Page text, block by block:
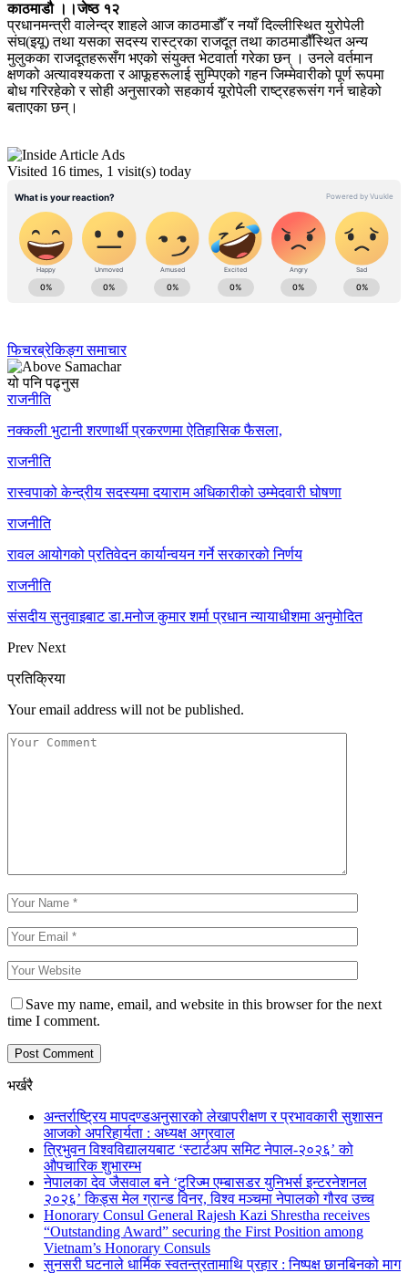
काठमाडौ ।।जेष्ठ १२
प्रधानमन्त्री वालेन्द्र शाहले आज काठमाडौँ र नयाँ दिल्लीस्थित युरोपेली
संघ(इयू) तथा यसका सदस्य रास्ट्रका राजदूत तथा काठमाडौँस्थित अन्य
मुलुकका राजदूतहरूसँग भएको संयुक्त भेटवार्ता गरेका छन् । उनले वर्तमान
क्षणको अत्यावश्यकता र आफूहरूलाई सुम्पिएको गहन जिम्मेवारीको पूर्ण रूपमा
बोध गरिरहेको र सोही अनुसारको सहकार्य यूरोपेली राष्ट्रहरूसंग गर्न चाहेको
बताएका छन्।
Visited 16 times, 1 visit(s) today
फिचरब्रेकिङ्ग समाचार
यो पनि पढ्नुस
राजनीति
नक्कली भुटानी शरणार्थी प्रकरणमा ऐतिहासिक फैसला,
राजनीति
रास्वपाको केन्द्रीय सदस्यमा दयाराम अधिकारीको उम्मेदवारी घोषणा
राजनीति
रावल आयोगको प्रतिवेदन कार्यान्वयन गर्ने सरकारको निर्णय
राजनीति
संसदीय सुनुवाइबाट डा.मनोज कुमार शर्मा प्रधान न्यायाधीशमा अनुमाेदित
Prev Next
प्रतिक्रिया
Your email address will not be published.
Save my name, email, and website in this browser for the next
time I comment.
भर्खरै
अन्तर्राष्ट्रिय मापदण्डअनुसारको लेखापरीक्षण र प्रभावकारी सुशासन
आजको अपरिहार्यता : अध्यक्ष अग्रवाल
त्रिभुवन विश्वविद्यालयबाट ‘स्टार्टअप समिट नेपाल-२०२६’ को
औपचारिक शुभारम्भ
नेपालका देव जैसवाल बने ‘टुरिज्म एम्बासडर युनिभर्स इन्टरनेशनल
२०२६’ किड्स मेल ग्रान्ड विनर, विश्व मञ्चमा नेपालको गौरव उच्च
Honorary Consul General Rajesh Kazi Shrestha receives
“Outstanding Award” securing the First Position among
Vietnam’s Honorary Consuls
सुनसरी घटनाले धार्मिक स्वतन्त्रतामाथि प्रहार : निष्पक्ष छानबिनको माग